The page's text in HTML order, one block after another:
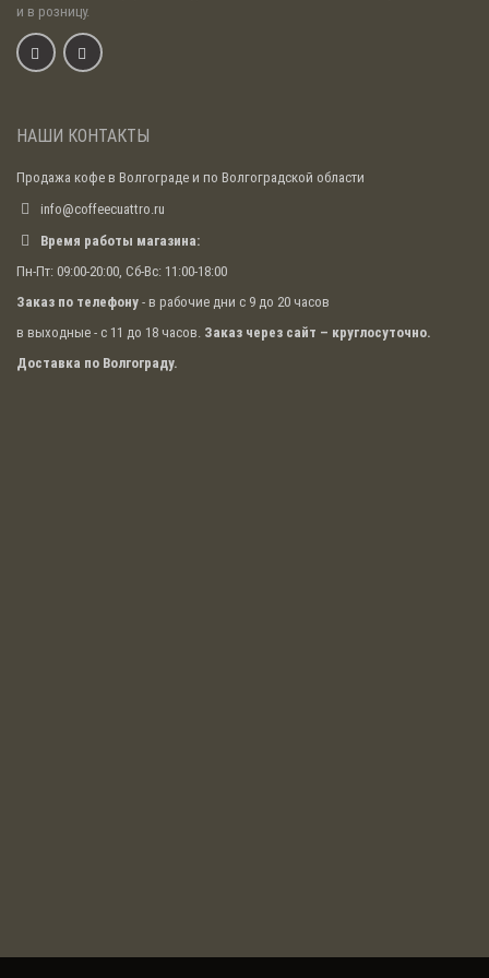
и в розницу.
НАШИ КОНТАКТЫ
Продажа кофе в Волгограде и по Волгоградской области
info@coffeecuattro.ru
Время работы магазина:
Пн-Пт: 09:00-20:00, Сб-Вс: 11:00-18:00
Заказ по телефону - в рабочие дни с 9 до 20 часов
в выходные - с 11 до 18 часов. Заказ через сайт – круглосуточно.
Доставка по Волгограду.